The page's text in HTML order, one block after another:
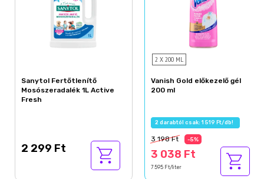
Sanytol Fertőtlenítő
Mosószeradalék 1L Active
Fresh
2 299 Ft
2 X 200 ML
Vanish Gold előkezelő gél
200 ml
2 darabtól csak: 1 519 Ft/db!
3 198 Ft -5%
3 038 Ft
7 595 Ft/liter